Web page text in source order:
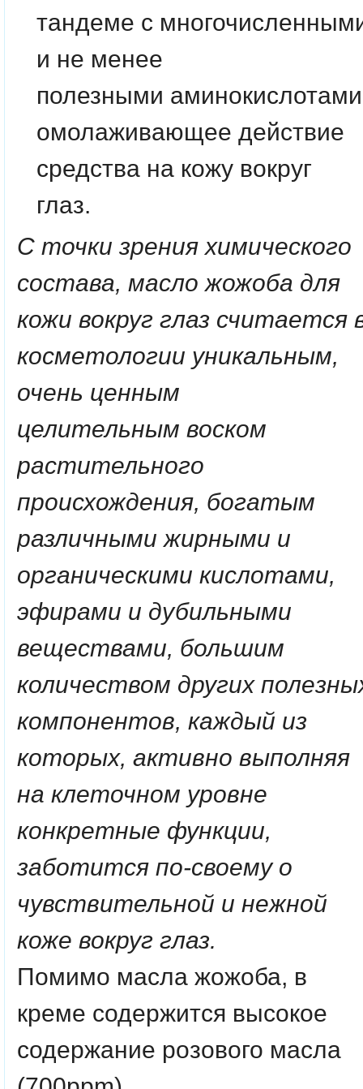
тандеме с
и не менее
полезными аминокислотами
омолаживающее действие
средства на кожу вокруг
глаз.
С точки зрения химического
состава, масло жожоба для
кожи вокруг глаз считается
косметологии уникальным,
очень ценным
целительным воском
растительного
происхождения, богатым
различными жирными и
органическими кислотами,
эфирами и дубильными
веществами, большим
количеством других
компонентов, каждый из
которых, активно выполняя
на клеточном уровне
конкретные функции,
заботится по-своему о
чувствительной и нежной
коже вокруг глаз.
Помимо масла жожоба, в
креме содержится высокое
содержание розового масла